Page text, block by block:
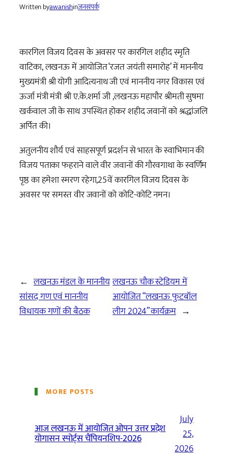
Written byawanishinजनसंपर्क
कारगिल विजय दिवस के अवसर पर कारगिल शहीद स्मृति
वाटिका, लखनऊ में आयोजित ‘रजत जयंती समारोह’ में माननीय
मुख्यमंत्री श्री योगी आदित्यनाथ जी एवं माननीय नगर विकास एवं
ऊर्जा मंत्री मंत्री श्री ए.के.शर्मा जी ,लखनऊ महापौर श्रीमती सुषमा
खर्कवाल जी के साथ उपस्थित होकर शहीद जवानों को श्रद्धांजलि
अर्पित की।
अतुलनीय शौर्य एवं साहसपूर्ण प्रदर्शन से भारत के स्वाभिमान की
विजय पताका फहराने वाले वीर जवानों की गौरवगाथा के स्वर्णिम
पृष्ठ का हमेशा स्मरण रहेगा,25वें कारगिल विजय दिवस के
अवसर पर समस्तवीर जवानों को कोटि-कोटि नमन।
← लखनऊ मंडल के माननीय
सांसद गण एवं माननीय
विधायक गणों की बैठक
लखनऊ चौक स्टेडियम में
आयोजित “लखनऊ फुटबॉल
लीग 2024” कार्यक्रम →
MORE POSTS
आज लखनऊ में आयोजित ओपन उत्तर प्रदेश
योगासन स्पोर्ट्स चैंपियनशिप-2026
July
25,
2026